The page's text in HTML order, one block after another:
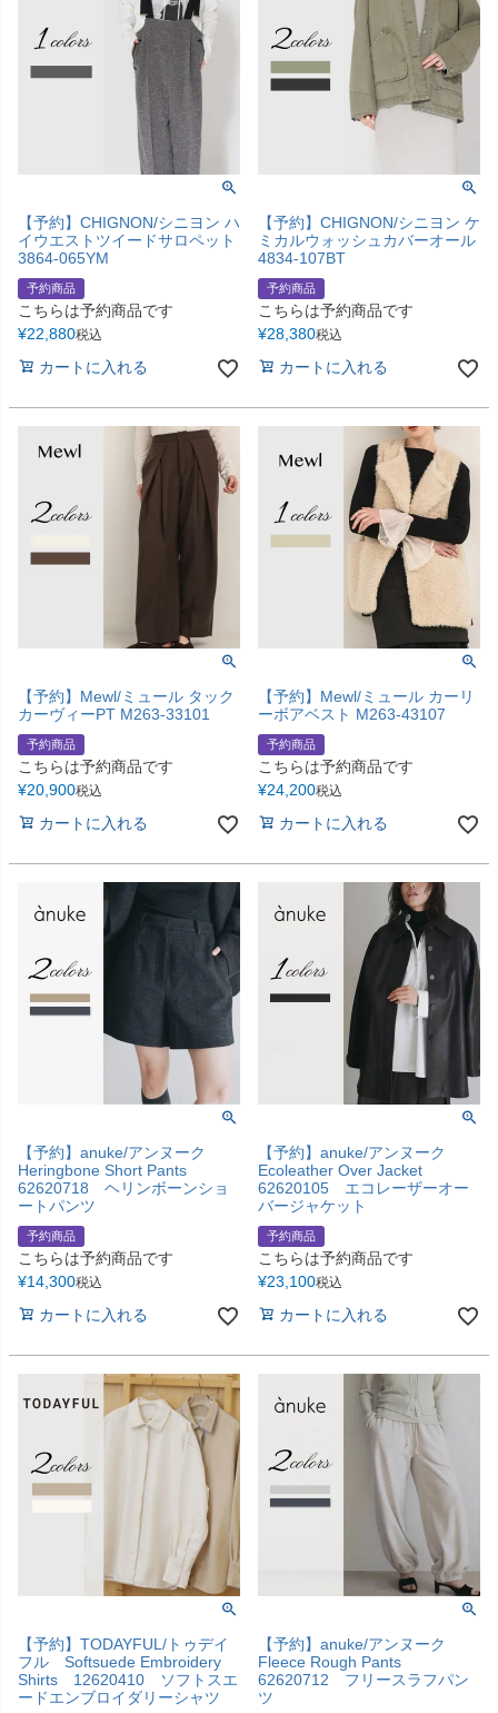
【予約】CHIGNON/シニヨン ハ
イウエストツイードサロペット
3864-065YM
予約商品
こちらは予約商品です
¥22,880税込
カートに入れる
【予約】CHIGNON/シニヨン ケ
ミカルウォッシュカバーオール
4834-107BT
予約商品
こちらは予約商品です
¥28,380税込
カートに入れる
【予約】Mewl/ミュール タック
カーヴィーPT M263-33101
予約商品
こちらは予約商品です
¥20,900税込
カートに入れる
【予約】Mewl/ミュール カーリ
ーボアベスト M263-43107
予約商品
こちらは予約商品です
¥24,200税込
カートに入れる
【予約】anuke/アンヌーク
Heringbone Short Pants
62620718 ヘリンボーンショ
ートパンツ
予約商品
こちらは予約商品です
¥14,300税込
カートに入れる
【予約】anuke/アンヌーク
Ecoleather Over Jacket
62620105 エコレーザーオー
バージャケット
予約商品
こちらは予約商品です
¥23,100税込
カートに入れる
【予約】TODAYFUL/トゥデイ
フル Softsuede Embroidery
Shirts 12620410 ソフトスエ
ードエンブロイダリーシャツ
【予約】anuke/アンヌーク
Fleece Rough Pants
62620712 フリースラフパン
ツ